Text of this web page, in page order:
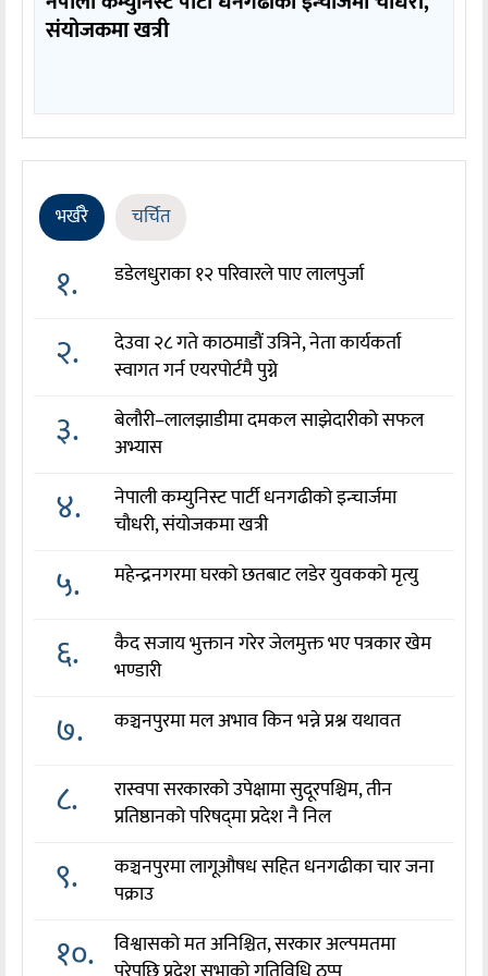
संयोजकमा खत्री
भर्खरै चर्चित
१. डडेलधुराका १२ परिवारले पाए लालपुर्जा
२.
देउवा २८ गते काठमाडौं उत्रिने, नेता कार्यकर्ता
स्वागत गर्न एयरपोर्टमै पुग्ने
३.
बेलौरी–लालझाडीमा दमकल साझेदारीको सफल
अभ्यास
४.
नेपाली कम्युनिस्ट पार्टी धनगढीको इन्चार्जमा
चौधरी, संयोजकमा खत्री
५. महेन्द्रनगरमा घरको छतबाट लडेर युवकको मृत्यु
६.
कैद सजाय भुक्तान गरेर जेलमुक्त भए पत्रकार खेम
भण्डारी
७. कञ्चनपुरमा मल अभाव किन भन्ने प्रश्न यथावत
८.
रास्वपा सरकारको उपेक्षामा सुदूरपश्चिम, तीन
प्रतिष्ठानको परिषद्‌मा प्रदेश नै निल
९.
कञ्चनपुरमा लागूऔषध सहित धनगढीका चार जना
पक्राउ
१०.
विश्वासको मत अनिश्चित, सरकार अल्पमतमा